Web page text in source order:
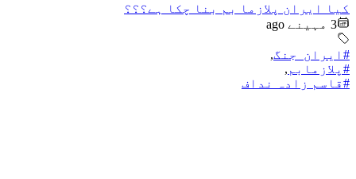
کیا ایران پلازما بم بنا چکا ہے؟؟؟
3 مہینے ago
#ایران_جنگ,
#پلازمابم ,
#قاسم زادہ نداف